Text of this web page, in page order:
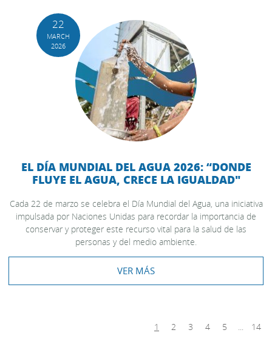
22
MARCH
2026
EL DÍA MUNDIAL DEL AGUA 2026: “DONDE
FLUYE EL AGUA, CRECE LA IGUALDAD"
Cada 22 de marzo se celebra el Día Mundial del Agua, una iniciativa
impulsada por Naciones Unidas para recordar la importancia de
conservar y proteger este recurso vital para la salud de las
personas y del medio ambiente.
VER MÁS
1 2 3 4 5 ... 14